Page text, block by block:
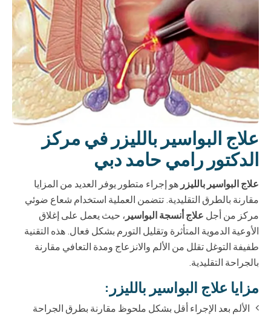
علاج البواسير بالليزر في مركز
الدكتور رامي حامد دبي
علاج البواسير بالليزر هو إجراء متطور يوفر العديد من المزايا
مقارنة بالطرق التقليدية. تتضمن العملية استخدام شعاع ضوئي
مركز من أجل علاج أنسجة البواسير ، حيث يعمل على إغلاق
الأوعية الدموية المتأثرة وتقليل التورم بشكل فعال. هذه التقنية
طفيفة التوغل تقلل من الألم والانزعاج ومدة التعافي مقارنة
بالجراحة التقليدية.
مزايا علاج البواسير بالليزر:
الألم بعد الإجراء أقل بشكل ملحوظ مقارنة بطرق الجراحة